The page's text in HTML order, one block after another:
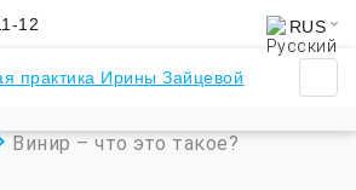
12 RUS
Винир – что это такое?